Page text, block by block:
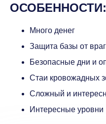
ОСОБЕННОСТИ:
Много денег
Защита базы от
Безопасные дни и
Стаи кровожадных
Сложный и
Интересные уровни